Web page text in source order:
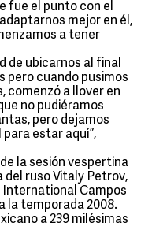
fue el punto con el
mejor en él,
a tener
de ubicarnos al final
pero cuando pusimos
comenzó a llover en
no pudiéramos
pero dejamos
estar aquí”,
la sesión vespertina
del ruso Vitaly Petrov,
Campos
la temporada 2008.
a 239 milésimas